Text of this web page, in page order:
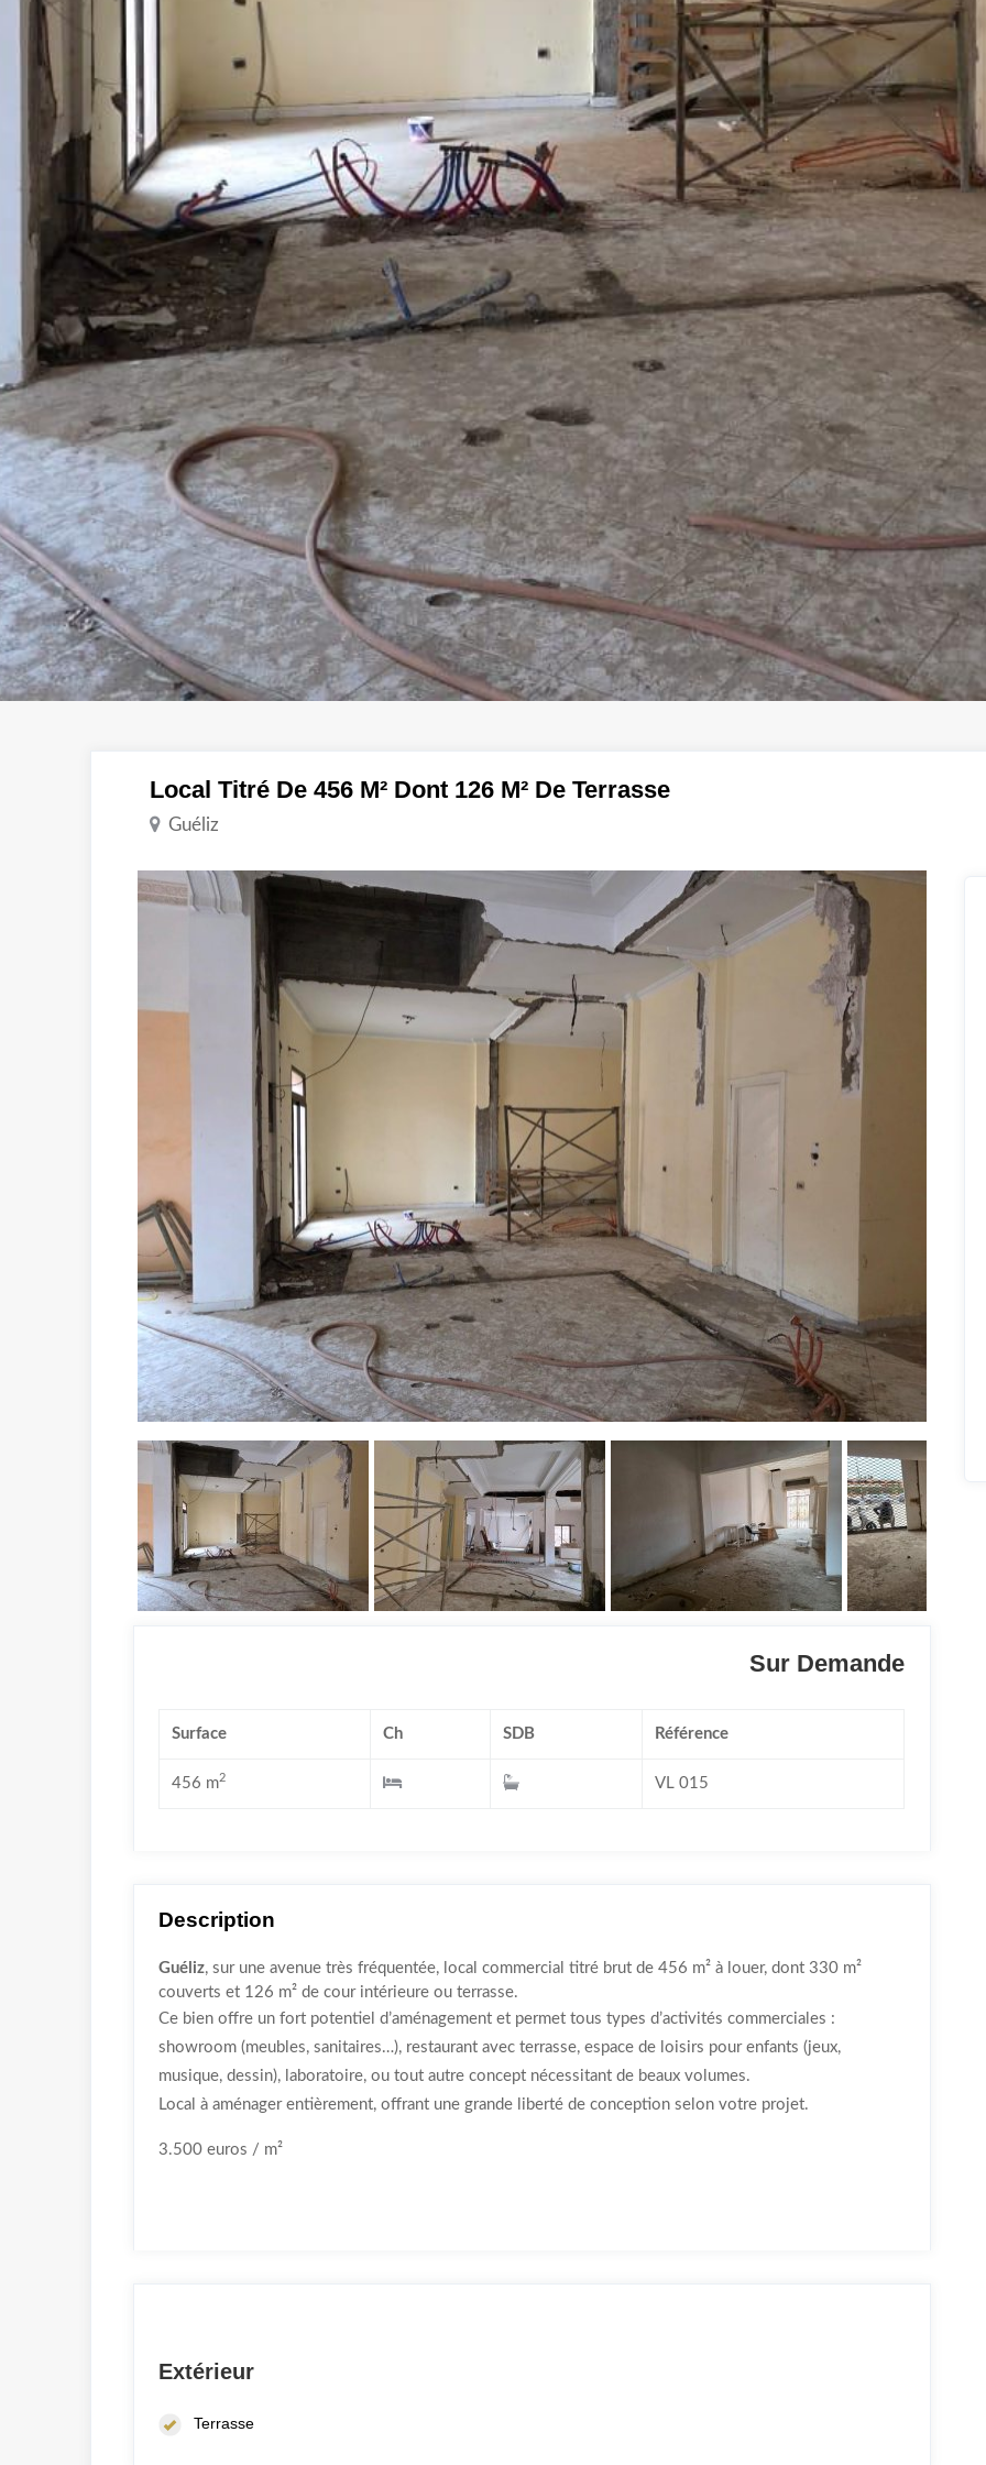
Local Titré De 456 M² Dont 126 M² De Terrasse
Guéliz
Sur Demande
Surface Ch SDB Référence
456 m2 VL 015
Description
Guéliz, sur une avenue très fréquentée, local commercial titré brut de 456 m² à louer, dont 330 m²
couverts et 126 m² de cour intérieure ou terrasse.
Ce bien offre un fort potentiel d’aménagement et permet tous types d’activités commerciales :
showroom (meubles, sanitaires…), restaurant avec terrasse, espace de loisirs pour enfants (jeux,
musique, dessin), laboratoire, ou tout autre concept nécessitant de beaux volumes.
Local à aménager entièrement, offrant une grande liberté de conception selon votre projet.
3.500 euros / m²
Extérieur
Terrasse